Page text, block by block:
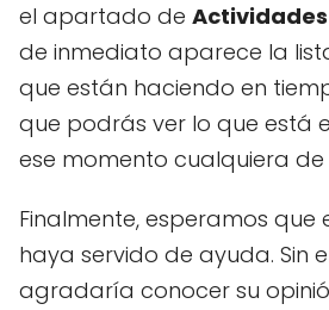
el apartado de
de inmediato aparece la
que están haciendo en
que podrás ver lo que está
ese momento cualquiera de
Finalmente, esperamos que
haya servido de ayuda. Sin
agradaría conocer su